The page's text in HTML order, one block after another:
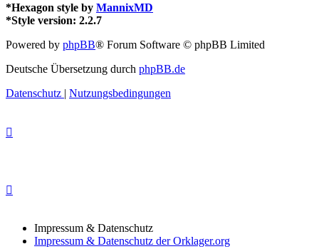
*Hexagon style by MannixMD
*Style version: 2.2.7
Powered by phpBB® Forum Software © phpBB Limited
Deutsche Übersetzung durch phpBB.de
Datenschutz | Nutzungsbedingungen
Impressum & Datenschutz
Impressum & Datenschutz der Orklager.org